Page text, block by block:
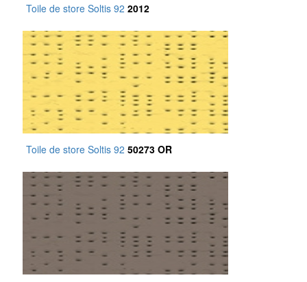
Toile de store Soltis 92 2012
Toile de store Soltis 92 50273 OR